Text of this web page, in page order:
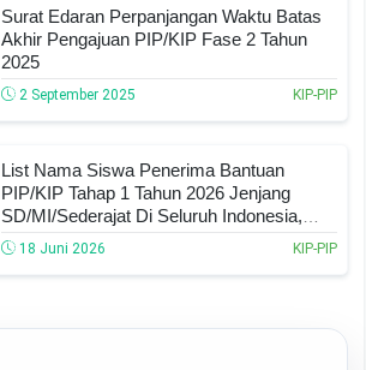
Surat Edaran Perpanjangan Waktu Batas
Akhir Pengajuan PIP/KIP Fase 2 Tahun
2025
2 September 2025 KIP-PIP
List Nama Siswa Penerima Bantuan
PIP/KIP Tahap 1 Tahun 2026 Jenjang
SD/MI/Sederajat Di Seluruh Indonesia,
Cek Nama Anda Dan Ini Nominal
Dananya!
18 Juni 2026 KIP-PIP